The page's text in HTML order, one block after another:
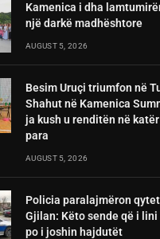
Kamenica i dha
një darkë madhështore
AUGUST 5, 2026
Besim Uruçi triumfon në
Shahut në Kamenica
ja kush u renditën në
para
AUGUST 5, 2026
Policia paralajmëron
Gjilan: Këto sende që i
po i joshin hajdutët